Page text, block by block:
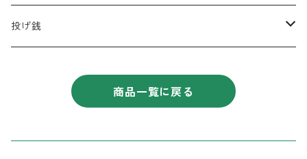
コラボCD
コンピレーションアルバム
ロンT
キーホルダー
データ
投げ銭
商品一覧に戻る